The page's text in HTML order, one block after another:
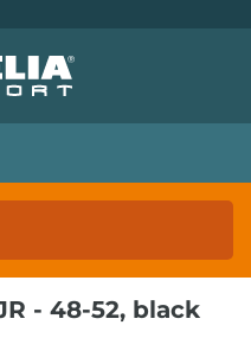
- 48-52, black